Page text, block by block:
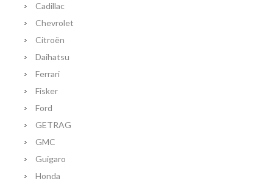
Cadillac
Chevrolet
Citroën
Daihatsu
Ferrari
Fisker
Ford
GETRAG
GMC
Guigaro
Honda